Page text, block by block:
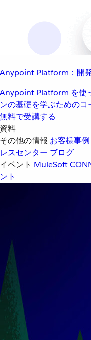
Anypoint Platform：開
Anypoint Platform を使
ンの基礎を学ぶためのコ
無料で受講する
資料
その他の情報 お客様事例
レスセンター ブログ
イベント MuleSoft
ント